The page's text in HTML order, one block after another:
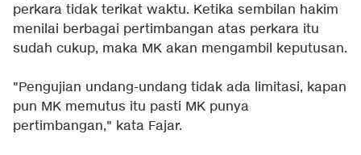
perkara tidak terikat waktu. Ketika sembilan hakim
menilai berbagai pertimbangan atas perkara itu
sudah cukup, maka MK akan mengambil keputusan.
"Pengujian undang-undang tidak ada limitasi, kapan
pun MK memutus itu pasti MK punya
pertimbangan," kata Fajar.